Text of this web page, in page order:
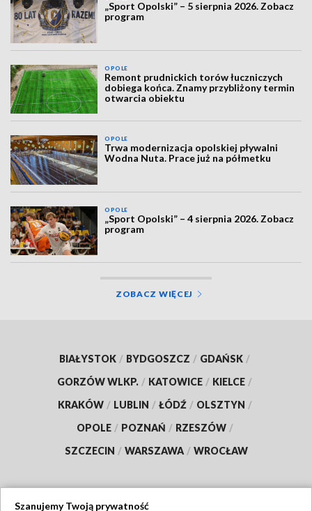
„Sport Opolski” – 5 sierpnia 2026. Zobacz
program
OPOLE
Remont prudnickich torów łuczniczych
dobiega końca. Znamy przybliżony termin
otwarcia obiektu
OPOLE
Trwa modernizacja opolskiej pływalni
Wodna Nuta. Prace już na półmetku
OPOLE
„Sport Opolski” – 4 sierpnia 2026. Zobacz
program
ZOBACZ WIĘCEJ
BIAŁYSTOK / BYDGOSZCZ / GDAŃSK /
GORZÓW WLKP. / KATOWICE / KIELCE /
KRAKÓW / LUBLIN / ŁÓDŹ / OLSZTYN /
OPOLE / POZNAŃ / RZESZÓW /
SZCZECIN / WARSZAWA / WROCŁAW
Szanujemy Twoją prywatność